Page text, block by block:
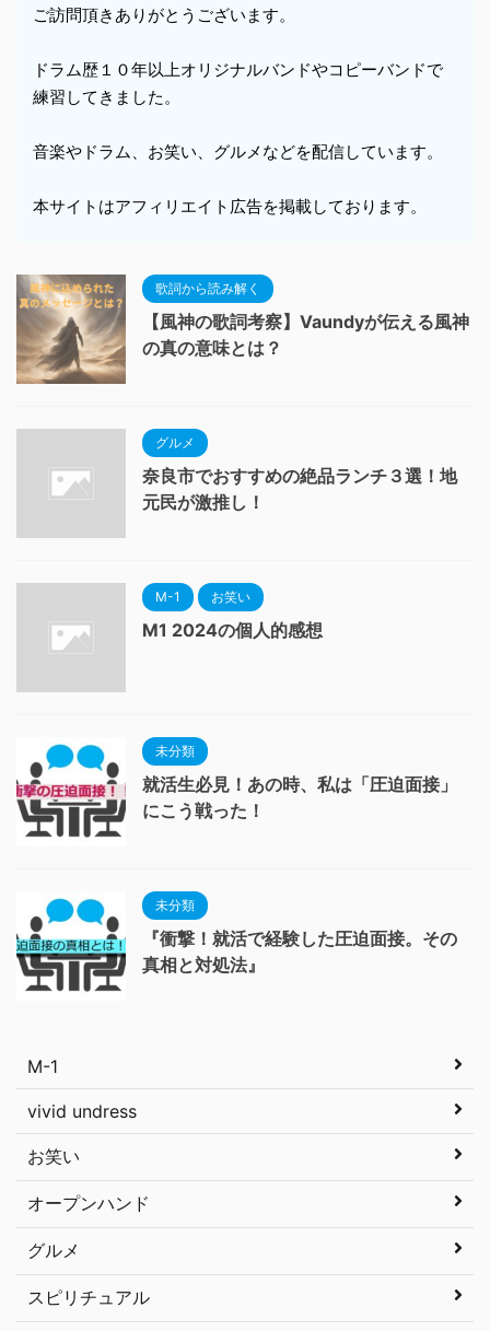
ご訪問頂きありがとうございます。
ドラム歴１０年以上オリジナルバンドやコピーバンドで
練習してきました。
音楽やドラム、お笑い、グルメなどを配信しています。
本サイトはアフィリエイト広告を掲載しております。
歌詞から読み解く
【風神の歌詞考察】Vaundyが伝える風神
の真の意味とは？
グルメ
奈良市でおすすめの絶品ランチ３選！地
元民が激推し！
M-1 お笑い
M1 2024の個人的感想
未分類
就活生必見！あの時、私は「圧迫面接」
にこう戦った！
未分類
『衝撃！就活で経験した圧迫面接。その
真相と対処法』
M-1
vivid undress
お笑い
オープンハンド
グルメ
スピリチュアル